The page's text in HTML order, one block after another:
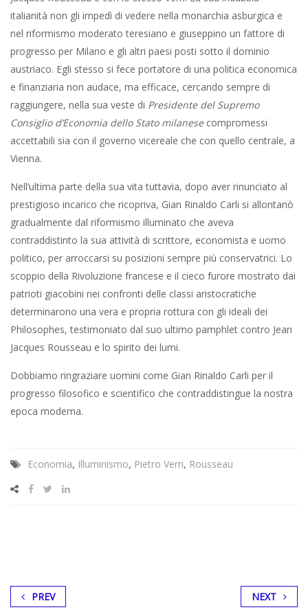
italianità non gli impedì di vedere nella monarchia asburgica e
nel riformismo moderato teresiano e giuseppino un fattore di
progresso per Milano e gli altri paesi posti sotto il dominio
austriaco. Egli stesso si fece portatore di una politica economica
e finanziaria non audace, ma efficace, cercando sempre di
raggiungere, nella sua veste di Presidente del Supremo
Consiglio d’Economia dello Stato milanesecompromessi
accettabili sia con il governo vicereale che con quello centrale, a
Vienna.
Nell’ultima parte della sua vita tuttavia, dopo aver rinunciato al
prestigioso incarico che ricopriva, Gian Rinaldo Carli si allontanò
gradualmente dal riformismo illuminato che aveva
contraddistinto la sua attività di scrittore, economista e uomo
politico, per arroccarsi su posizioni sempre più conservatrici. Lo
scoppio della Rivoluzione francese e il cieco furore mostrato dai
patrioti giacobini nei confronti delle classi aristocratiche
determinarono una vera e propria rottura con gli ideali dei
Philosophes, testimoniato dal suo ultimo pamphlet contro Jean
Jacques Rousseau e lo spirito dei lumi.
Dobbiamo ringraziare uomini come Gian Rinaldo Carli per il
progresso filosofico e scientifico che contraddistingue la nostra
epoca moderna.
Economia, Illuminismo, Pietro Verri, Rousseau
PREV NEXT